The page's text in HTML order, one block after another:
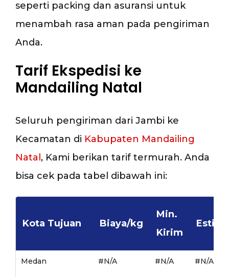
seperti packing dan asuransi untuk
menambah rasa aman pada pengiriman
Anda.
Tarif Ekspedisi ke
Mandailing Natal
Seluruh pengiriman dari Jambi ke
Kecamatan di Kabupaten Mandailing
Natal , Kami berikan tarif termurah. Anda
bisa cek pada tabel dibawah ini:
Kota Tujuan Biaya/kg
Min.
Kirim
Medan #N/A #N/A #N/A